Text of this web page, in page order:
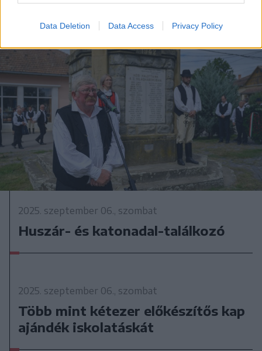
Data Deletion Data Access Privacy Policy
2025. szeptember 06., szombat
Huszár- és katonadal-találkozó
2025. szeptember 06., szombat
Több mint kétezer előkészítős kap
ajándék iskolatáskát